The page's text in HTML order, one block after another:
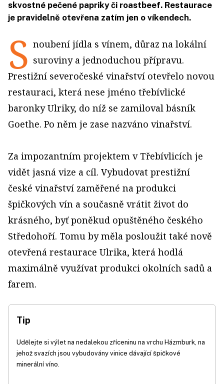
skvostné pečené papriky či roastbeef. Restaurace
je pravidelně otevřena zatím jen o víkendech.
S noubení jídla s vínem, důraz na lokální
suroviny a jednoduchou přípravu.
Prestižní severočeské vinařství otevřelo novou
restauraci, která nese jméno třebívlické
baronky Ulriky, do níž se zamiloval básník
Goethe. Po něm je zase nazváno vinařství.
Za impozantním projektem v Třebívlicích je
vidět jasná vize a cíl. Vybudovat prestižní
české vinařství zaměřené na produkci
špičkových vín a současně vrátit život do
krásného, byť poněkud opuštěného českého
Středohoří. Tomu by měla posloužit také nově
otevřená restaurace Ulrika, která hodlá
maximálně využívat produkci okolních sadů a
farem.
Tip
Udělejte si výlet na nedalekou zříceninu na vrchu Házmburk, na
jehož svazích jsou vybudovány vinice dávající špičkové
minerální víno.